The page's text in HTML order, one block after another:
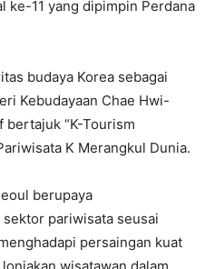
ke-11 yang dipimpin Perdana
budaya Korea sebagai
Kebudayaan Chae Hwi-
“K-Tourism
K Merangkul Dunia.
berupaya
pariwisata seusai
persaingan kuat